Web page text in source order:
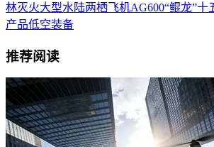
林灭火大型水陆两栖飞机AG600“鲲龙”十
产品低空装备
推荐阅读